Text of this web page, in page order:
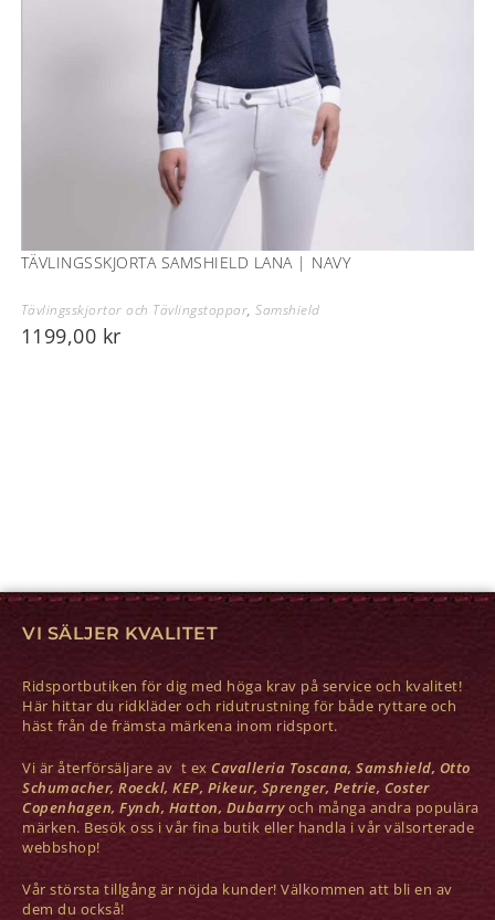
TÄVLINGSSKJORTA SAMSHIELD LANA | NAVY
Tävlingsskjortor och Tävlingstoppar,Samshield
1199,00 kr
VI SÄLJER KVALITET
Ridsportbutiken för dig med höga krav på service och kvalitet!
Här hittar du ridkläder och ridutrustning för både ryttare och
häst från de främsta märkena inom ridsport.
Vi är återförsäljare av t ex Cavalleria Toscana, Samshield, Otto
Schumacher, Roeckl, KEP, Pikeur, Sprenger, Petrie, Coster
Copenhagen, Fynch, Hatton, Dubarryoch många andra populära
märken. Besök oss i vår fina butik eller handla i vår välsorterade
webbshop!
Vår största tillgång är nöjda kunder! Välkommen att bli en av
dem du också!